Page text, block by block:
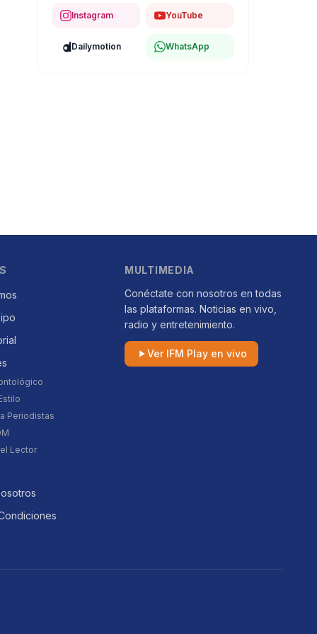
Instagram YouTube
Dailymotion WhatsApp
Periodistas
Lector
MULTIMEDIA
Conéctate con nosotros en todas
las plataformas. Noticias en vivo,
radio y entretenimiento.
Ver IFM Play en vivo